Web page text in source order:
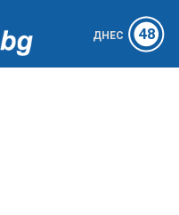
ДНЕС 48